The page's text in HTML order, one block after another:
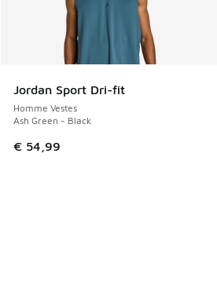
Jordan Sport Dri-fit
Homme Vestes
Ash Green - Black
€ 54,99